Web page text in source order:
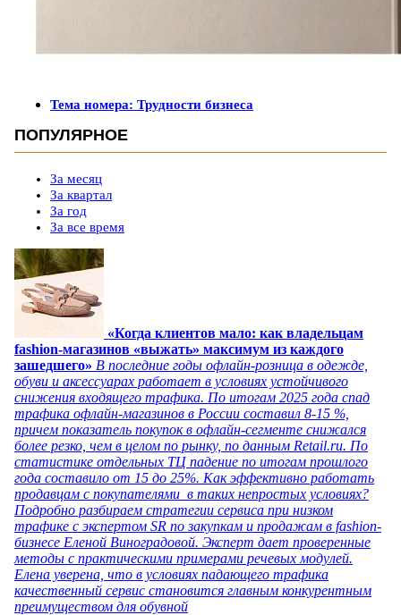
Тема номера: Трудности бизнеса
ПОПУЛЯРНОЕ
За месяц
За квартал
За год
За все время
«Когда клиентов мало: как владельцам
fashion-магазинов «выжать» максимум из каждого
зашедшего» В последние годы офлайн-розница в одежде,
обуви и аксессуарах работает в условиях устойчивого
снижения входящего трафика. По итогам 2025 года спад
трафика офлайн-магазинов в России составил 8-15 %,
причем показатель покупок в офлайн-сегменте снижался
более резко, чем в целом по рынку, по данным Retail.ru. По
статистике отдельных ТЦ падение по итогам прошлого
года составило от 15 до 25%. Как эффективно работать
продавцам с покупателями в таких непростых условиях?
Подробно разбираем стратегии сервиса при низком
трафике с экспертом SR по закупкам и продажам в fashion-
бизнесе Еленой Виноградовой. Эксперт дает проверенные
методы с практическими примерами речевых модулей.
Елена уверена, что в условиях падающего трафика
качественный сервис становится главным конкурентным
преимуществом для обувной